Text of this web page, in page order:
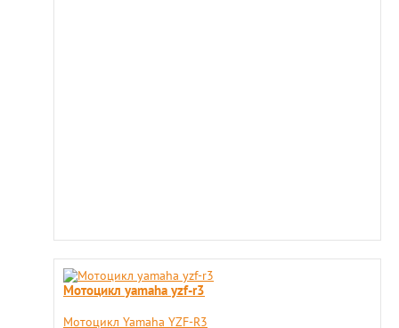
Мотоцикл yamaha yzf-r3
Мотоцикл Yamaha YZF-R3